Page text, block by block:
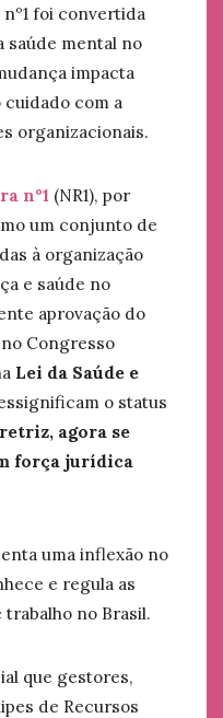
foi convertida
saúde mental no
impacta
com a
organizacionais.
nº1 (NR1), por
um conjunto de
à organização
e saúde no
aprovação do
Congresso
Lei da Saúde e
o status
agora se
força jurídica
uma inflexão no
e regula as
no Brasil.
que gestores,
de Recursos